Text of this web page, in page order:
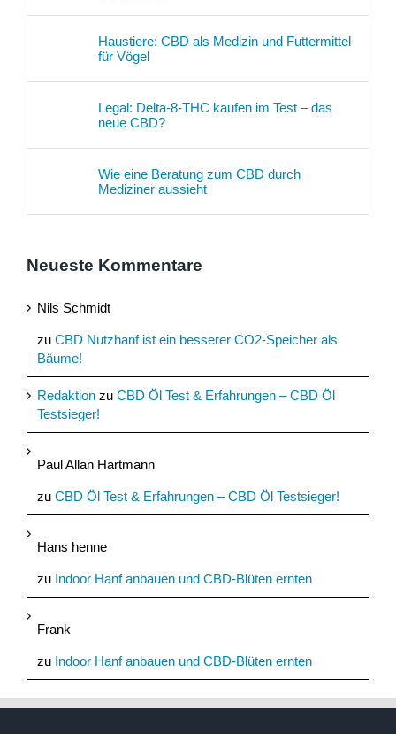
Haustiere: CBD als Medizin und Futtermittel
für Vögel
Legal: Delta-8-THC kaufen im Test – das
neue CBD?
Wie eine Beratung zum CBD durch
Mediziner aussieht
Neueste Kommentare
Nils Schmidt
zu CBD Nutzhanf ist ein besserer CO2-Speicher als
Bäume!
Redaktion zu CBD Öl Test & Erfahrungen – CBD Öl
Testsieger!
Paul Allan Hartmann
zu CBD Öl Test & Erfahrungen – CBD Öl Testsieger!
Hans henne
zu Indoor Hanf anbauen und CBD-Blüten ernten
Frank
zu Indoor Hanf anbauen und CBD-Blüten ernten